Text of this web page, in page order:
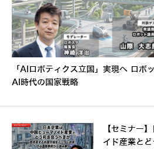
「AIロボティクス立国」実現へ ロボ
AI時代の国家戦略
【セミナー
イド産業と